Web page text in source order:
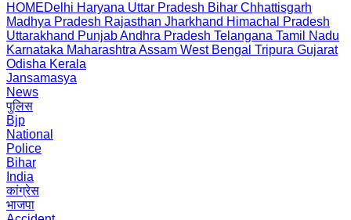
HOMEDelhi Haryana Uttar Pradesh Bihar Chhattisgarh
Madhya Pradesh Rajasthan Jharkhand Himachal Pradesh
Uttarakhand PunjabAndhra Pradesh Telangana Tamil Nadu
Karnataka Maharashtra Assam West Bengal Tripura Gujarat
Odisha Kerala
Jansamasya
News
पुलिस
Bjp
National
Police
Bihar
India
कांग्रेस
भाजपा